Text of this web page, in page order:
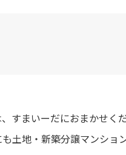
すまいーだにおまかせく
土地・新築分譲マンショ